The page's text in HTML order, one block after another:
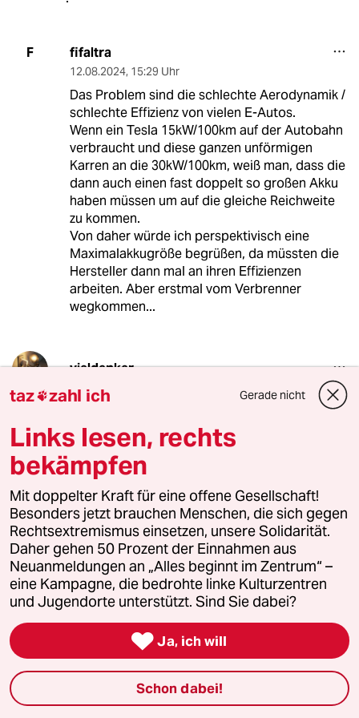
F fifaltra
12.08.2024, 15:29 Uhr
Das Problem sind die schlechte Aerodynamik /
schlechte Effizienz von vielen E-Autos.
Wenn ein Tesla 15kW/100km auf der Autobahn
verbraucht und diese ganzen unförmigen
Karren an die 30kW/100km, weiß man, dass die
dann auch einen fast doppelt so großen Akku
haben müssen um auf die gleiche Reichweite
zu kommen.
Von daher würde ich perspektivisch eine
Maximalakkugröße begrüßen, da müssten die
Hersteller dann mal an ihren Effizienzen
arbeiten. Aber erstmal vom Verbrenner
wegkommen...
vieldenker
12.08.2024
Nun ja, ob jetzt der Akte Ökologenfeind SUV
das eigentliche Problem in der Geschichte ist,
oder nicht doch eher die Unfähigkeit der
öffentlichen Hand trotz massiver Subventionen
einen funktionierenden Öffentlichen
Personenverkehr zu organisieren, sei mal dahin
gestellt. Alltäglichen Mehrwert steuert man
nicht über Ideologie, sondern durch praktische
Vorteile.
L LetItBe
12.08.2024 , 18:00 Uhr
@vieldenker:
Bei den SUVs kommt mir der Spruch
in den Sinn "Bei uns kommt der Strom
taz zahl ich Gerade nicht
Links lesen, rechts
bekämpfen
Mit doppelter Kraft für eine offene Gesellschaft!
Besonders jetzt brauchen Menschen, die sich gegen
Rechtsextremismus einsetzen, unsere Solidarität.
Daher gehen 50 Prozent der Einnahmen aus
Neuanmeldungen an „Alles beginnt im Zentrum“ –
eine Kampagne, die bedrohte linke Kulturzentren
und Jugendorte unterstützt. Sind Sie dabei?
 Ja, ich will
Schon dabei!